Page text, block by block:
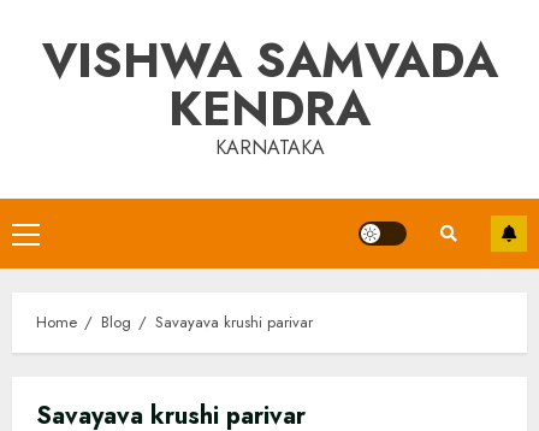
contentVISHWA SAMVADA
KENDRA
KARNATAKA
Primary
Menu
Home Blog Savayava krushi parivar
Savayava krushi parivar